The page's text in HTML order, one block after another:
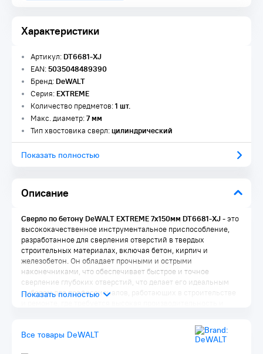
Характеристики
Описание
Артикул:DT6681-XJ
EAN:5035048489390
Бренд:DeWALT
Серия:EXTREME
Количество предметов:1 шт.
Макс. диаметр:7 мм
Тип хвостовика сверл:цилиндрический
Показать полностью
Сверло по бетону DeWALT EXTREME 7x150мм DT6681-XJ- это
высококачественное инструментальное приспособление,
разработанное для сверления отверстий в твердых
строительных материалах, включая бетон, кирпич и
железобетон. Он обладает прочными и острыми
наконечниками, что обеспечивает быстрое и точное
сверление глубоких отверстий, что делает его идеальным
выбором для профессионалов, работающих в строительстве
Все товары DeWALT